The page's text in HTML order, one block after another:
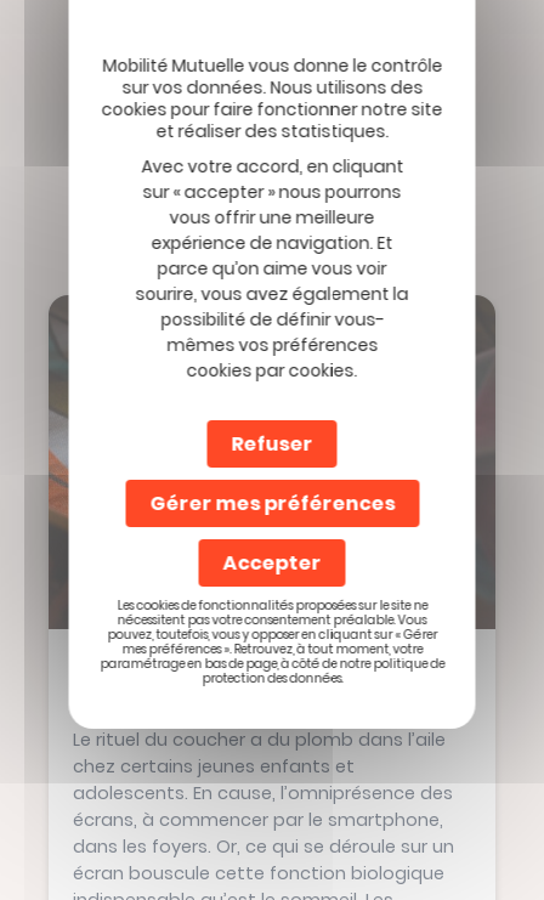
Retour aux Actualités
À lire ensuite :
Écrans et sommeil des enfants :
Le rituel du coucher a du plomb dans l’aile
chez certains jeunes enfants et
adolescents. En cause, l’omniprésence des
écrans, à commencer par le smartphone,
dans les foyers. Or, ce qui se déroule sur un
écran bouscule cette fonction biologique
Avec votre accord, en cliquant
sur « accepter » nous pourrons
vous offrir une meilleure
expérience de navigation. Et
parce qu’on aime vous voir
sourire, vous avez également la
possibilité de définir vous-
mêmes vos préférences
cookies par cookies.
Refuser
Gérer mes préférences
Accepter
Les cookies de fonctionnalités proposées sur le site ne
nécessitent pas votre consentement préalable. Vous
pouvez, toutefois, vous y opposer en cliquant sur « Gérer
mes préférences ». Retrouvez, à tout moment, votre
paramétrage en bas de page, à côté de notre politique de
protection des données.